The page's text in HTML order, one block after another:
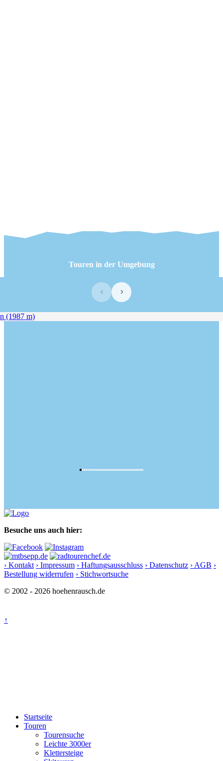
Touren in der Umgebung
‹ ›
Besuche uns auch hier:
› Kontakt › Impressum › Haftungsausschluss › Datenschutz › AGB ›
Bestellung widerrufen › Stichwortsuche
© 2002 - 2026 hoehenrausch.de
↑
Startseite
Touren
Tourensuche
Leichte 3000er
Klettersteige